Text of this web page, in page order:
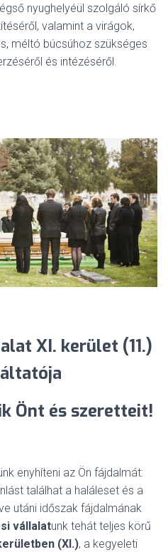
nyughelyéül szolgáló sírkő
valamint a virágok,
méltó búcsúhoz szükséges
és intézéséről.
XI. kerület (11.)
Önt és szeretteit!
enyhíteni az Ön fájdalmát:
találhat a haláleset és a
utáni időszak fájdalmának
vállalatunk tehát teljes körű
(XI.), a kegyeleti